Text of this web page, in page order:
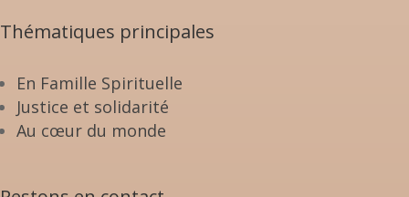
Thématiques principales
En Famille Spirituelle
Justice et solidarité
Au cœur du monde